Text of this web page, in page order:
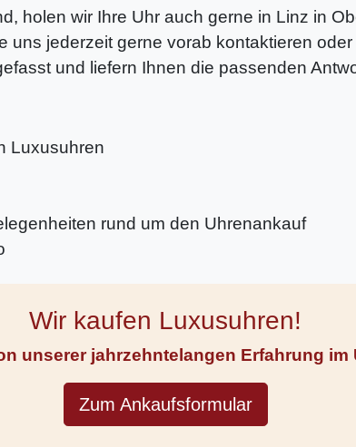
holen wir Ihre Uhr auch gerne in Linz in
jederzeit gerne vorab kontaktieren
und liefern Ihnen die passenden
Luxusuhren
rund um den Uhrenankauf
Wir kaufen Luxusuhren!
unserer jahrzehntelangen Erfahrung im
Zum Ankaufsformular